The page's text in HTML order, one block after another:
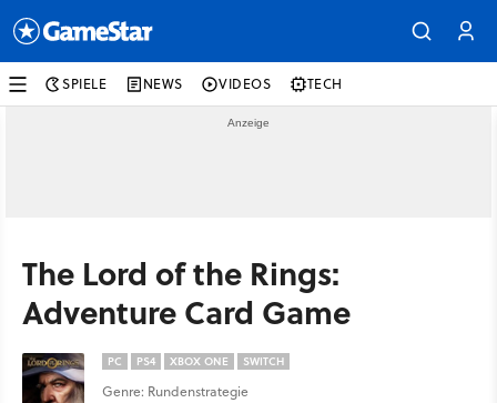
SPIELE NEWS VIDEOS TECH
The Lord of the Rings:
Adventure Card Game
PC PS4 XBOX ONE SWITCH
Genre: Rundenstrategie